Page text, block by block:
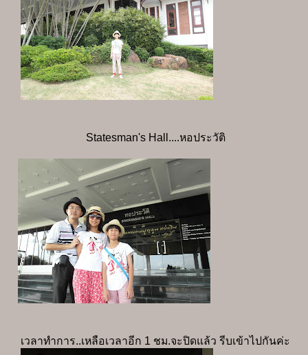
Statesman's Hall....หอประวัติ
เวลาทำการ..เหลือเวลาอีก 1 ชม.จะปิดแล้ว รีบเข้าไปกันค่ะ